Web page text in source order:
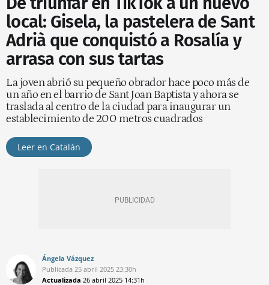
local: Gisela, la pastelera de Sant
Adrià que conquistó a Rosalía y
arrasa con sus tartas
La joven abrió su pequeño obrador hace poco más de
un año en el barrio de Sant Joan Baptista y ahora se
traslada al centro de la ciudad para inaugurar un
establecimiento de 200 metros cuadrados
Leer en Catalán
Ángela Vázquez
Publicada 25 abril 2025 23:30h
Actualizada 26 abril 2025 14:31h